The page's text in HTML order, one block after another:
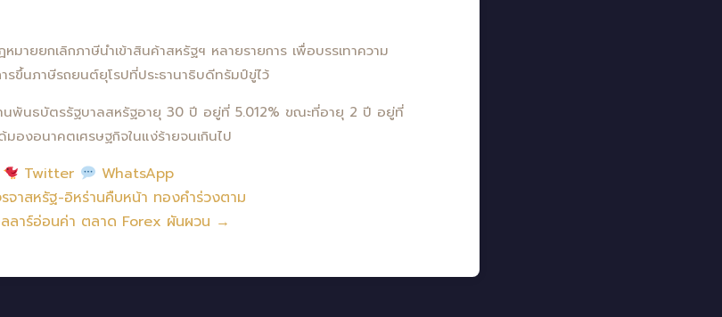
ายยกเลิกภาษีนำเข้าสินค้าสหรัฐฯ หลายรายการ เพื่อบรรเทาความ
รขึ้นภาษีรถยนต์ยุโรปที่ประธานาธิบดีทรัมป์ขู่ไว้
พันธบัตรรัฐบาลสหรัฐอายุ 30 ปี อยู่ที่ 5.012% ขณะที่อายุ 2 ปี อยู่ที่
องอนาคตเศรษฐกิจในแง่ร้ายจนเกินไป
Twitter
WhatsApp
าสหรัฐ-อิหร่านคืบหน้า ทองคำร่วงตาม
าร์อ่อนค่า ตลาด Forex ผันผวน →